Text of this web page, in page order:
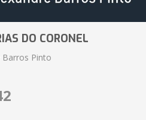
DO CORONEL
Barros Pinto